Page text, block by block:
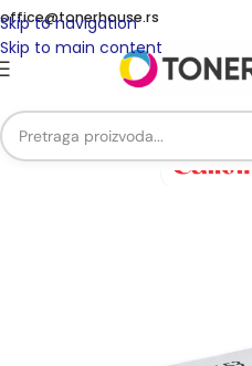
Skip to navigation
Skip to main content
office@tonerhouse.rs
Početna